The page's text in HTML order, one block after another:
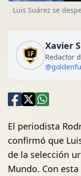
Luis Suárez se
Xavier
Redactor
El periodista
confirmó que
de la selección
Mundo. Con